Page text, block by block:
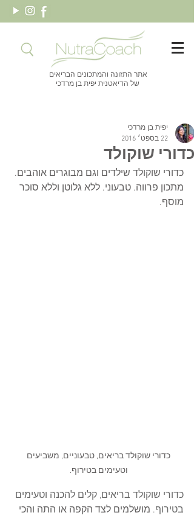
אתר התזונה והמתכונים הבריאים
של הדיאטנית יפית בן מרדכי
כדורי שוקולד
יפית בן מרדכי
22 בספט׳ 2016
כדורי שוקולד שילדים וגם מבוגרים אוהבים.
מתכון פרווה. טבעוני. ללא גלוטן וללא סוכר
מוסף.
כדורי שוקולד בריאים, טבעוניים, משביעים
וטעימים בטירוף.
כדורי שוקולד בריאים, קלים להכנה וטעימים
בטירוף. מושלמים לצד הקפה או התה והכי